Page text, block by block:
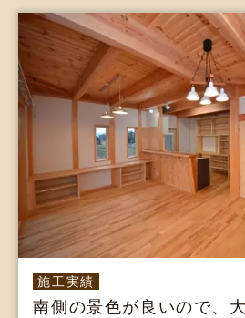
施工実績
南側の景色が良いので、